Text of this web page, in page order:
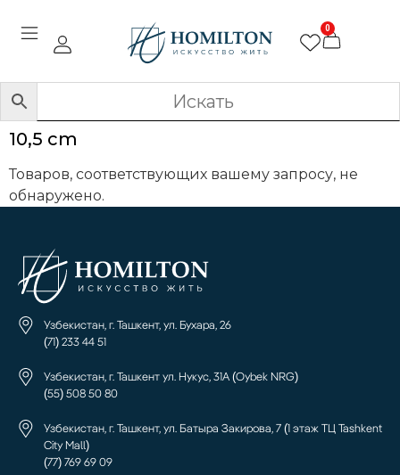
0
10,5 cm
Товаров, соответствующих вашему запросу, не
обнаружено.
Узбекистан, г. Ташкент, ул. Бухара, 26
(71) 233 44 51
Узбекистан, г. Ташкент ул. Нукус, 31А (Oybek NRG)
(55) 508 50 80
Узбекистан, г. Ташкент, ул. Батыра Закирова, 7 (1 этаж ТЦ Tashkent
City Mall)
(77) 769 69 09